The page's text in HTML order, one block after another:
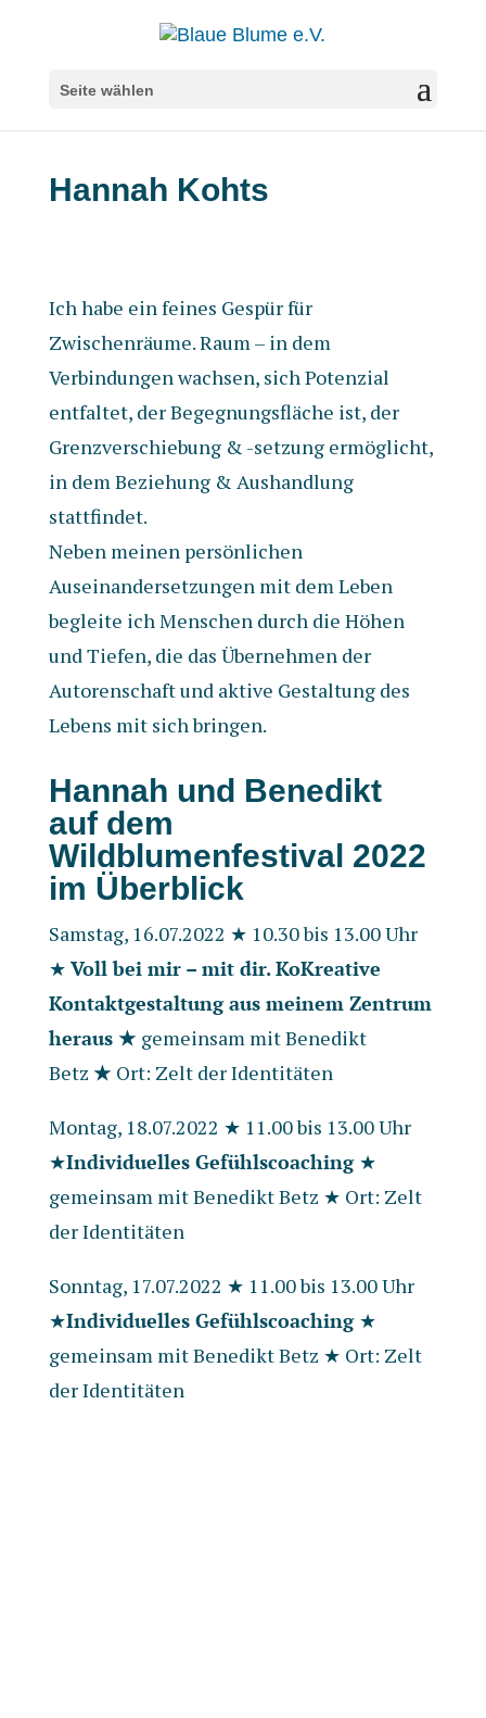
Seite wählen
Hannah Kohts
Ich habe ein feines Gespür für
Zwischenräume. Raum – in dem
Verbindungen wachsen, sich Potenzial
entfaltet, der Begegnungsfläche ist, der
Grenzverschiebung & -setzung ermöglicht,
in dem Beziehung & Aushandlung
stattfindet.
Neben meinen persönlichen
Auseinandersetzungen mit dem Leben
begleite ich Menschen durch die Höhen
und Tiefen, die das Übernehmen der
Autorenschaft und aktive Gestaltung des
Lebens mit sich bringen.
Hannah und Benedikt
auf dem
Wildblumenfestival 2022
im Überblick
Samstag, 16.07.2022 ★ 10.30 bis 13.00 Uhr
★ Voll bei mir – mit dir. KoKreative
Kontaktgestaltung aus meinem Zentrum
heraus ★ gemeinsam mit Benedikt
Betz ★ Ort: Zelt der Identitäten
Montag, 18.07.2022 ★ 11.00 bis 13.00 Uhr
★Individuelles Gefühlscoaching ★
gemeinsam mit Benedikt Betz ★ Ort: Zelt
der Identitäten
Sonntag, 17.07.2022 ★ 11.00 bis 13.00 Uhr
★Individuelles Gefühlscoaching ★
gemeinsam mit Benedikt Betz ★ Ort: Zelt
der Identitäten